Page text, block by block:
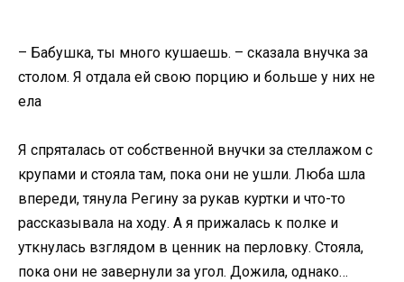
– Бабушка, ты много кушаешь. – сказала внучка за
столом. Я отдала ей свою порцию и больше у них не
ела
Я спряталась от собственной внучки за стеллажом с
крупами и стояла там, пока они не ушли. Люба шла
впереди, тянула Регину за рукав куртки и что-то
рассказывала на ходу. А я прижалась к полке и
уткнулась взглядом в ценник на перловку. Стояла,
пока они не завернули за угол. Дожила, однако…